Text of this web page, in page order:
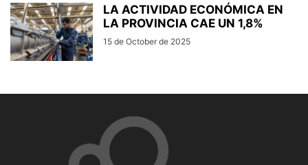
LA ACTIVIDAD ECONÓMICA EN
LA PROVINCIA CAE UN 1,8%
15 de October de 2025